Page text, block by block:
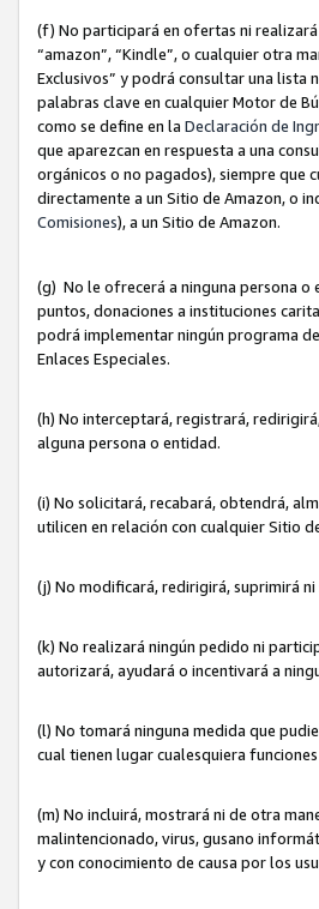
(f) No participará en ofertas ni
“amazon”, “Kindle”, o cualquier otra
Exclusivos” y podrá consultar una lista
palabras clave en cualquier Motor de
como se define en la Declaración de
que aparezcan en respuesta a una
orgánicos o no pagados), siempre que
directamente a un Sitio de Amazon, o
Comisiones), a un Sitio de Amazon.
(g) No le ofrecerá a ninguna persona o
puntos, donaciones a instituciones
podrá implementar ningún programa
Enlaces Especiales.
(h) No interceptará, registrará,
alguna persona o entidad.
(i) No solicitará, recabará, obtendrá,
utilicen en relación con cualquier Sitio
(j) No modificará, redirigirá, suprimirá
(k) No realizará ningún pedido ni
autorizará, ayudará o incentivará a
(l) No tomará ninguna medida que
cual tienen lugar cualesquiera
(m) No incluirá, mostrará ni de otra
malintencionado, virus, gusano
y con conocimiento de causa por los